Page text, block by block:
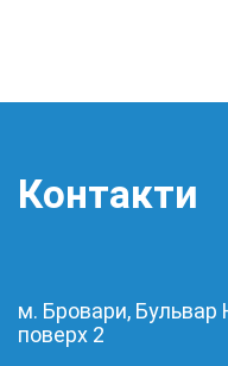
Контакти
м. Бровари, Бульвар
поверх 2